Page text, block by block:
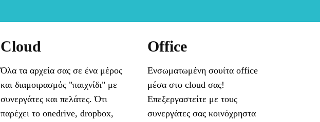
Cloud
Όλα τα αρχεία σας σε ένα μέρος
και διαμοιρασμός "παιχνίδι" με
συνεργάτες και πελάτες. Ότι
παρέχει το onedrive, dropbox,
Office
Ενσωματωμένη σουίτα office
μέσα στο cloud σας!
Επεξεργαστείτε με τους
συνεργάτες σας κοινόχρηστα